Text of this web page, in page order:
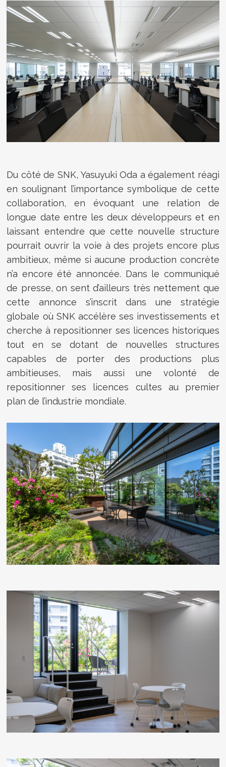
Du côté de SNK, Yasuyuki Oda a également réagi
en soulignant l’importance symbolique de cette
collaboration, en évoquant une relation de
longue date entre les deux développeurs et en
laissant entendre que cette nouvelle structure
pourrait ouvrir la voie à des projets encore plus
ambitieux, même si aucune production concrète
n’a encore été annoncée. Dans le communiqué
de presse, on sent d’ailleurs très nettement que
cette annonce s’inscrit dans une stratégie
globale où SNK accélère ses investissements et
cherche à repositionner ses licences historiques
tout en se dotant de nouvelles structures
capables de porter des productions plus
ambitieuses, mais aussi une volonté de
repositionner ses licences cultes au premier
plan de l’industrie mondiale.